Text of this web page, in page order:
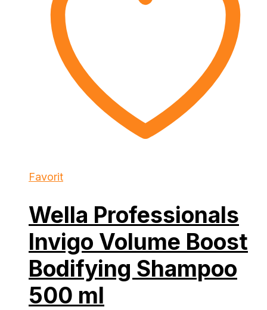
Favorit
Wella Professionals
Invigo Volume Boost
Bodifying Shampoo
500 ml